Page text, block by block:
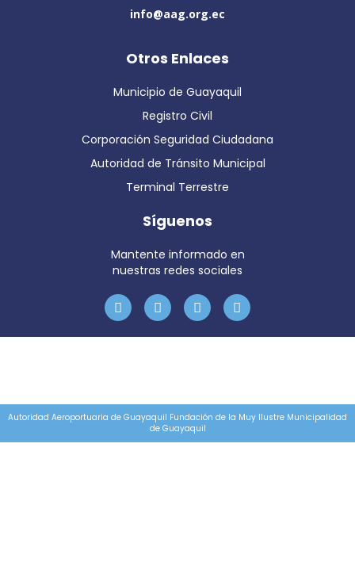
info@aag.org.ec
Otros Enlaces
Municipio de Guayaquil
Registro Civil
Corporación Seguridad Ciudadana
Autoridad de Tránsito Municipal
Terminal Terrestre
Síguenos
Mantente informado en
nuestras redes sociales
Autoridad Aeroportuaria de Guayaquil Fundación de la Muy Ilustre Municipalidad
de Guayaquil